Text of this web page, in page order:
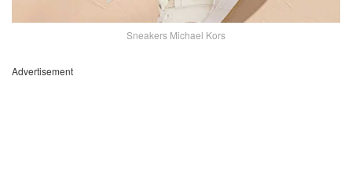
Sneakers Michael Kors
Advertisement